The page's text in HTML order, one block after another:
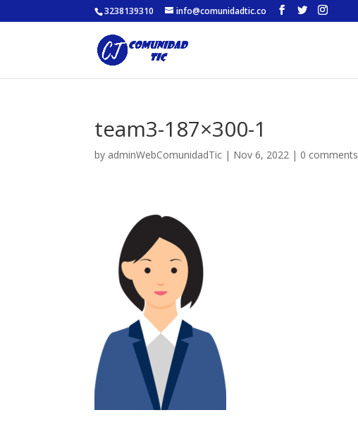
3238139310 info@comunidadtic.co
team3-187×300-1
by adminWebComunidadTic | Nov 6, 2022 | 0 comments